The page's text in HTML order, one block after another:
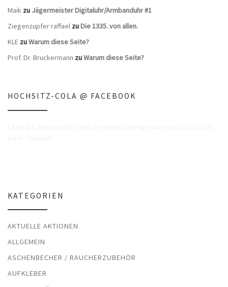
Maik zu Jägermeister Digitaluhr/Armbanduhr #1
Ziegenzupfer raffael zuDie 1335. von allen.
KLE zuWarum diese Seite?
Prof. Dr. Bruckermann zuWarum diese Seite?
HOCHSITZ-COLA @ FACEBOOK
KATEGORIEN
AKTUELLE AKTIONEN
ALLGEMEIN
ASCHENBECHER / RAUCHERZUBEHÖR
AUFKLEBER